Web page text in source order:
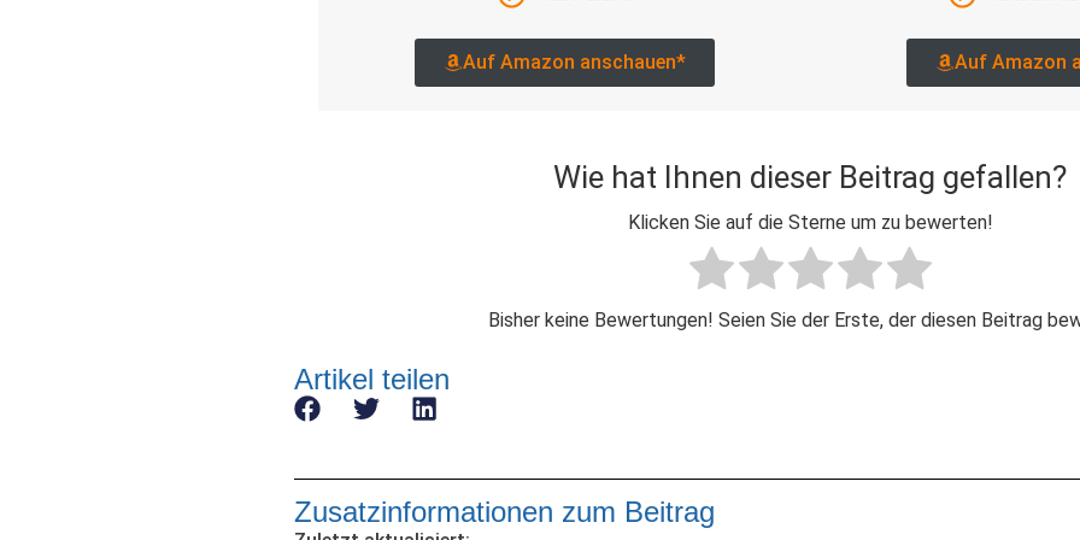
Auf Amazon anschauen* Auf Amazon
Wie hat Ihnen dieser Beitrag gefallen?
Klicken Sie auf die Sterne um zu bewerten!
Bisher keine Bewertungen! Seien Sie der Erste, der diesen Beitrag
Artikel teilen
Zusatzinformationen zum Beitrag